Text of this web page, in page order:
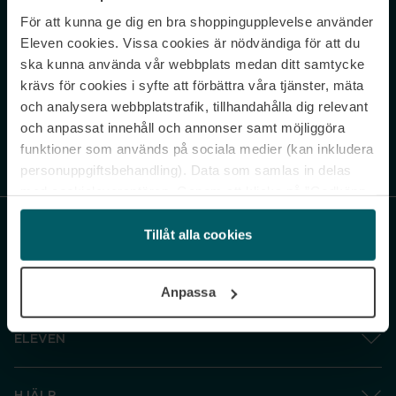
För att kunna ge dig en bra shoppingupplevelse använder
Eleven cookies. Vissa cookies är nödvändiga för att du
ska kunna använda vår webbplats medan ditt samtycke
krävs för cookies i syfte att förbättra våra tjänster, mäta
och analysera webbplatstrafik, tillhandahålla dig relevant
och anpassat innehåll och annonser samt möjliggöra
funktioner som används på sociala medier (kan inkludera
personuppgiftsbehandling). Data som samlas in delas
och gå vidare” accepterar du samtliga cookies medan du
under ”Inställningar” kan anpassa användningen av
cookies. Du kan återkalla ditt samtycke när som helst.
Tillåt alla cookies
Anpassa
Never miss a beat.
Sign up to our newsletter.
Genom att prenumerera accepterar du vår Integritetspolicy. Avprenumerera
ELEVEN